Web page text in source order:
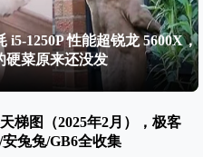
i5-1250P 性能超锐龙 5600X，
硬菜原来还没发
梯图（2025年2月），极客
兔兔/GB6全收集